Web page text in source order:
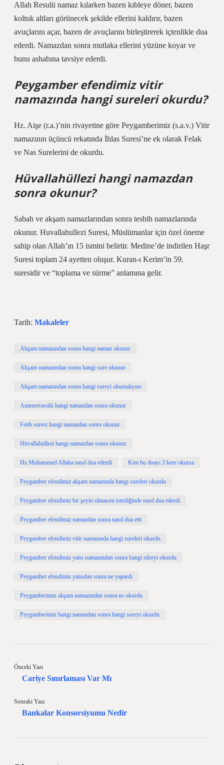
Allah Resulü namaz kılarken bazen kıbleye döner, bazen
koltuk altları görünecek şekilde ellerini kaldırır, bazen
avuçlarını açar, bazen de avuçlarını birleştirerek içtenlikle dua
ederdi. Namazdan sonra mutlaka ellerini yüzüne koyar ve
bunu ashabına tavsiye ederdi.
Peygamber efendimiz vitir
namazında hangi sureleri okurdu?
Hz. Aişe (r.a.)’nin rivayetine göre Peygamberimiz (s.a.v.) Vitir
namazının üçüncü rekatında İhlas Suresi’ne ek olarak Felak
ve Nas Surelerini de okurdu.
Hüvallahüllezi hangi namazdan
sonra okunur?
Sabah ve akşam namazlarından sonra tesbih namazlarında
okunur. Huvallahullezi Suresi, Müslümanlar için özel öneme
sahip olan Allah’ın 15 ismini belirtir. Medine’de indirilen Haşr
Suresi toplam 24 ayetten oluşur. Kuran-ı Kerim’in 59.
suresidir ve “toplama ve sürme” anlamına gelir.
Tarih: Makaleler
Akşam namazından sonra hangi namaz okunur
Akşam namazından sonra hangi sure okunur
Akşam namazından sonra hangi sureyi okumalıyım
Amenerrasulü hangi namazdan sonra okunur
Fetih suresi hangi namazdan sonra okunur
Hüvallahüllezi hangi namazdan sonra okunur
Hz Muhammed Allaha nasıl dua ederdi Kim bu duayı 3 kere okursa
Peygamber efendimiz akşam namazında hangi sureleri okurdu
Peygamber efendimiz bir şeyin olmasını istediğinde nasıl dua ederdi
Peygamber efendimiz namazdan sonra nasıl dua etti
Peygamber efendimiz vitir namazında hangi sureleri okurdu
Peygamber efendimiz yatsı namazından sonra hangi sûreyi okurdu
Peygamber efendimiz yatsıdan sonra ne yapardı
Peygamberimiz akşam namazından sonra ne okurdu
Peygamberimiz hangi namazdan sonra hangi sureyi okurdu
Önceki Yazı
Cariye Sınırlaması Var Mı
Sonraki Yazı
Bankalar Konsorsiyumu Nedir